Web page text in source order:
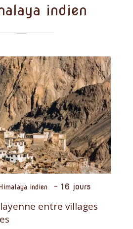
indien
indien - 16 jours
entre villages